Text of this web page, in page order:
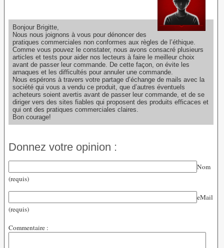
Bonjour Brigitte,
Nous nous joignons à vous pour dénoncer des
pratiques commerciales non conformes aux règles de l’éthique.
Comme vous pouvez le constater, nous avons consacré plusieurs
articles et tests pour aider nos lecteurs à faire le meilleur choix
avant de passer leur commande. De cette façon, on évite les
arnaques et les difficultés pour annuler une commande.
Nous espérons à travers votre partage d’échange de mails avec la
société qui vous a vendu ce produit, que d’autres éventuels
acheteurs soient avertis avant de passer leur commande, et de se
diriger vers des sites fiables qui proposent des produits efficaces et
qui ont des pratiques commerciales claires.
Bon courage!
Donnez votre opinion :
Nom
(requis)
eMail
(requis)
Commentaire :